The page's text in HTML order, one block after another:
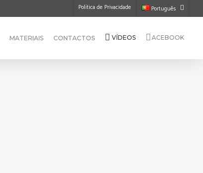
Política de Privacidade Português
MATERIAIS CONTACTOS VÍDEOS ACEBOOK